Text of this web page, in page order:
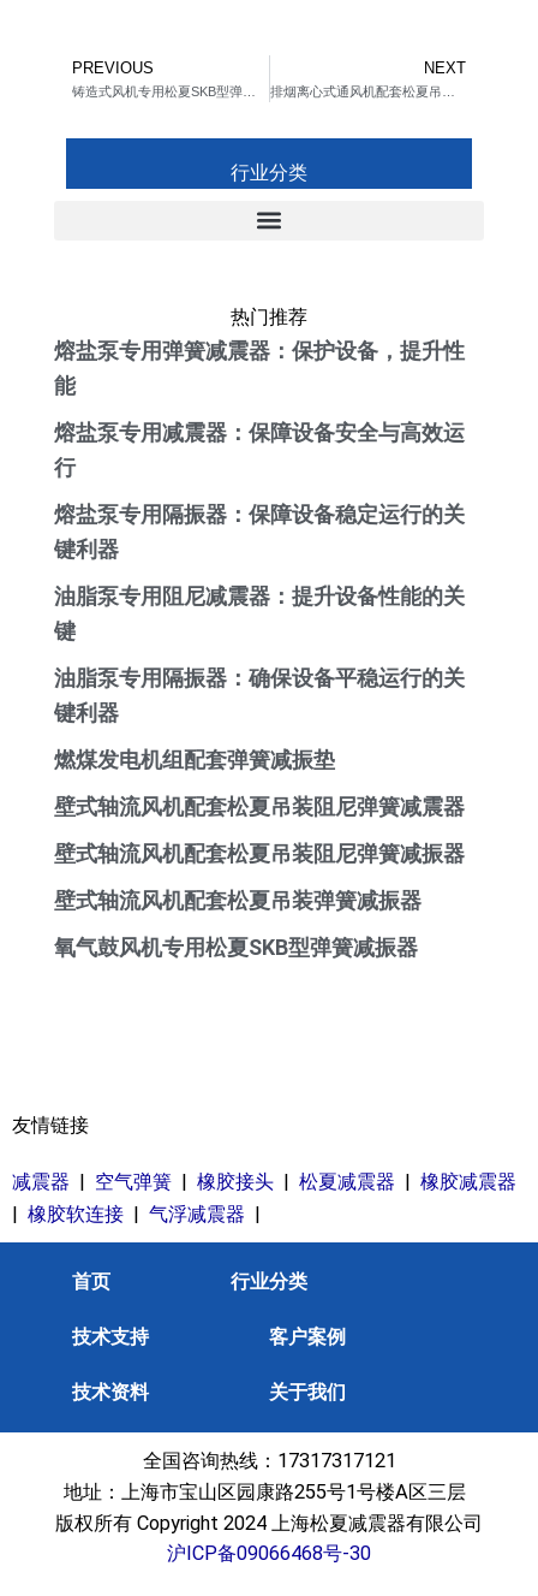
Prev
PREVIOUS NEXT
行业分类
热门推荐
熔盐泵专用弹簧减震器：保护设备，提升性
能
熔盐泵专用减震器：保障设备安全与高效运
行
熔盐泵专用隔振器：保障设备稳定运行的关
键利器
油脂泵专用阻尼减震器：提升设备性能的关
键
油脂泵专用隔振器：确保设备平稳运行的关
键利器
燃煤发电机组配套弹簧减振垫
壁式轴流风机配套松夏吊装阻尼弹簧减震器
壁式轴流风机配套松夏吊装阻尼弹簧减振器
壁式轴流风机配套松夏吊装弹簧减振器
氧气鼓风机专用松夏SKB型弹簧减振器
友情链接
减震器 | 空气弹簧 | 橡胶接头 | 松夏减震器 | 橡胶减震器
| 橡胶软连接 | 气浮减震器 |
首页 行业分类
技术支持 客户案例
技术资料 关于我们
全国咨询热线：17317317121
地址：上海市宝山区园康路255号1号楼A区三层
版权所有 Copyright 2024 上海松夏减震器有限公司
沪ICP备09066468号-30